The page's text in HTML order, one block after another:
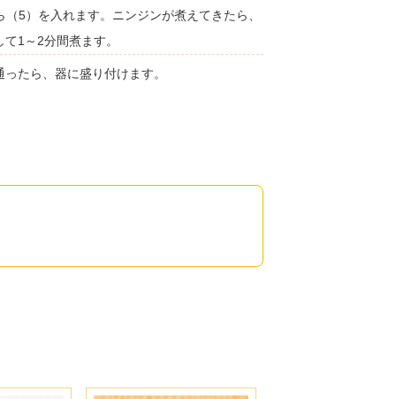
5）を入れます。ニンジンが煮えてきたら、
1～2分間煮ます。
たら、器に盛り付けます。